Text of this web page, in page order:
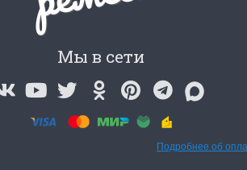
Мы в сети
Подробнее об